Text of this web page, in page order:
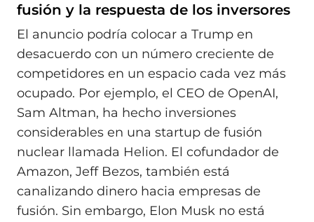
fusión y la respuesta de los inversores
El anuncio podría colocar a Trump en
desacuerdo con un número creciente de
competidores en un espacio cada vez más
ocupado. Por ejemplo, el CEO de OpenAI,
Sam Altman, ha hecho inversiones
considerables en una startup de fusión
nuclear llamada Helion. El cofundador de
Amazon, Jeff Bezos, también está
canalizando dinero hacia empresas de
fusión. Sin embargo, Elon Musk no está